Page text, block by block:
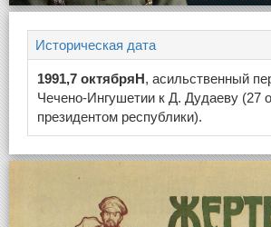
Историческая дата
1991,7 октябряН, асильственный
Чечено-Ингушетии к Д. Дудаеву (27
президентом республики).